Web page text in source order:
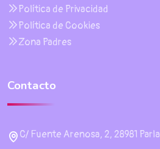
Política de Privacidad
Política de Cookies
Zona Padres
Contacto
C/ Fuente Arenosa, 2, 28981